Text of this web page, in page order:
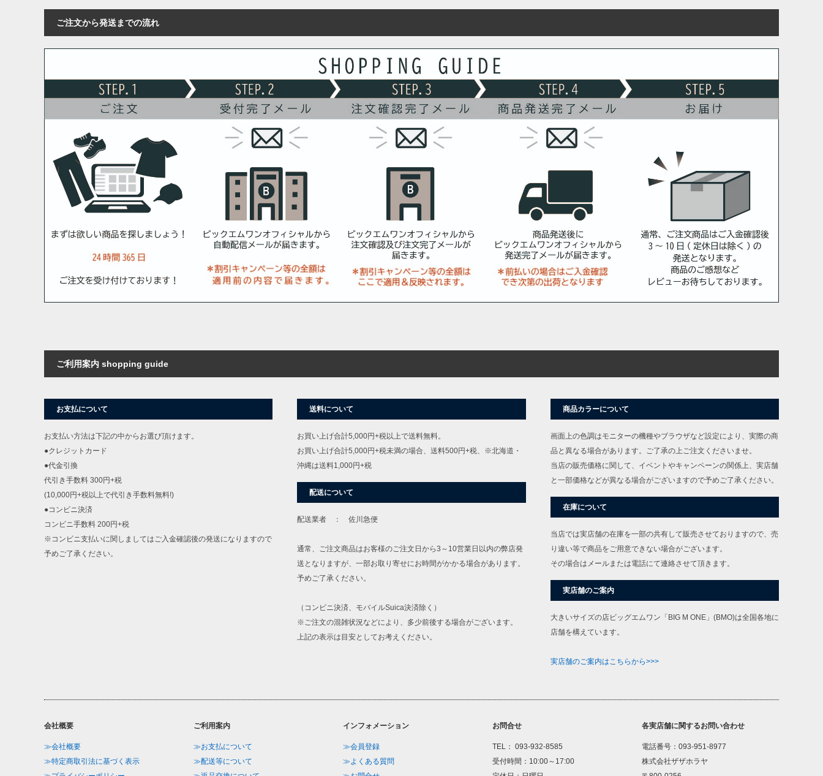
ご注文から発送までの流れ
ご利用案内 shopping guide
お支払について
お支払い方法は下記の中からお選び頂けます。
●クレジットカード
●代金引換
代引き手数料 300円+税
(10,000円+税以上で代引き手数料無料!)
●コンビニ決済
コンビニ手数料 200円+税
※コンビニ支払いに関しましてはご入金確認後の発送になりますので
予めご了承ください。
送料について
お買い上げ合計5,000円+税以上で送料無料。
お買い上げ合計5,000円+税未満の場合、送料500円+税、※北海道・
沖縄は送料1,000円+税
配送について
配送業者 ： 佐川急便
通常、ご注文商品はお客様のご注文日から3～10営業日以内の弊店発
送となりますが、一部お取り寄せにお時間がかかる場合があります。
予めご了承ください。
（コンビニ決済、モバイルSuica決済除く）
※ご注文の混雑状況などにより、多少前後する場合がございます。
上記の表示は目安としてお考えください。
商品カラーについて
画面上の色調はモニターの機種やブラウザなど設定により、実際の商
品と異なる場合があります。ご了承の上ご注文くださいませ。
当店の販売価格に関して、イベントやキャンペーンの関係上、実店舗
と一部価格などが異なる場合がございますので予めご了承ください。
在庫について
当店では実店舗の在庫を一部の共有して販売させておりますので、売
り違い等で商品をご用意できない場合がございます。
その場合はメールまたは電話にて連絡させて頂きます。
実店舗のご案内
大きいサイズの店ビッグエムワン「BIG M ONE」(BMO)は全国各地に
店舗を構えています。
実店舗のご案内はこちらから>>>
会社概要
≫会社概要
≫特定商取引法に基づく表示
ご利用案内
≫お支払について
≫配送等について
インフォメーション
≫会員登録
≫よくある質問
お問合せ
TEL： 093-932-8585
受付時間：10:00～17:00
各実店舗に関するお問い合わせ
電話番号：093-951-8977
株式会社ザザホラヤ